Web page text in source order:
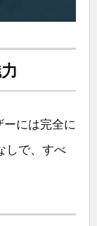
ーには完全に
しで、すべ